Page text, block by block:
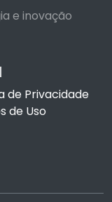
e inovação
de Privacidade
de Uso